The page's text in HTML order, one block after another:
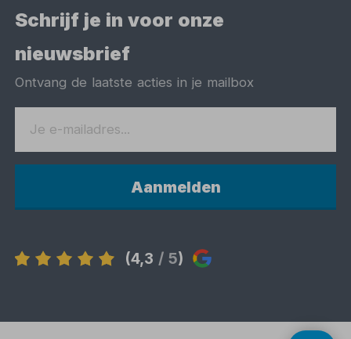
Schrijf je in voor onze
nieuwsbrief
Ontvang de laatste acties in je mailbox
Aanmelden
(4,3 / 5)